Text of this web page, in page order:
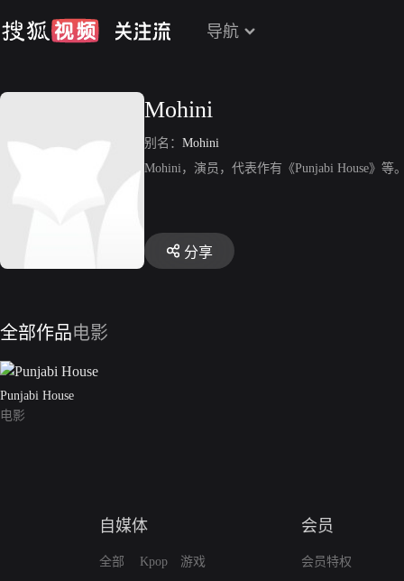
导航
Mohini
别名： Mohini
Mohini，演员，代表作有《Punjabi House》等
分享
全部作品电影
Punjabi House
电影
自媒体
全部
Kpop
游戏
会员
会员特权